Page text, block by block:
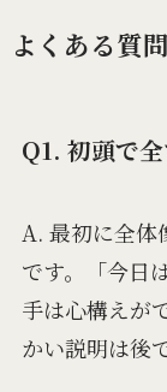
よくある質
Q1. 初頭で
A. 最初に全体
です。「今日
手は心構えが
かい説明は後